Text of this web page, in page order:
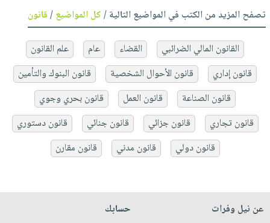
تصفح المزيد من الكتب في المواضيع التالية /كل المواضيع/قانون
القانون المالي الضرائبي القضاء عام
علم القانون
قانون إداري
قانون الأحوال الشخصية
قانون البنوك والتأمين
قانون الصناعة
قانون العمل
قانون بحري وجوي
قانون تجاري
قانون جزائي قانون جنائي
قانون دستوري
قانون دولي
قانون مدني قانون مقارن
عن نيل وفرات
حسابك